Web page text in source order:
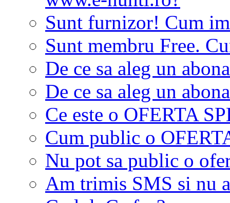
Sunt furnizor! Cum
Sunt membru Free.
De ce sa aleg un
De ce sa aleg un
Ce este o OFERTA
Cum public o
Nu pot sa public o
Am trimis SMS si nu